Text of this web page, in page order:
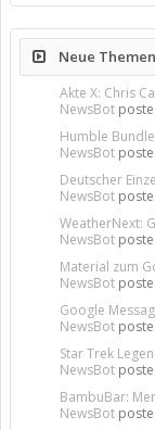
Neue Themen
Akte X: Chris
NewsBot
Humble
NewsBot
Deutscher
NewsBot
WeatherNext:
NewsBot
Material zum
NewsBot
Google
NewsBot
Star Trek
NewsBot
BambuBar:
NewsBot